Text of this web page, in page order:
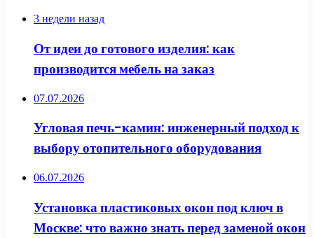
3 недели назад
От идеи до готового изделия: как
производится мебель на заказ
07.07.2026
Угловая печь-камин: инженерный подход к
выбору отопительного оборудования
06.07.2026
Установка пластиковых окон под ключ в
Москве: что важно знать перед заменой окон